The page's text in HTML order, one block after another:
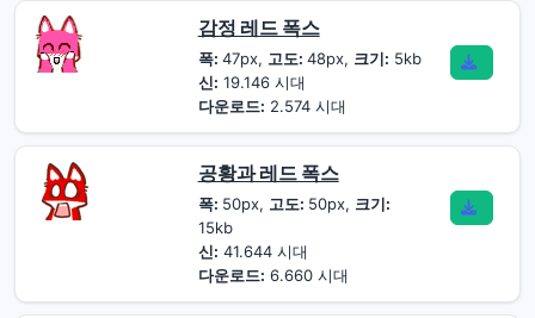
감정 레드 폭스
폭: 47px, 고도: 48px, 크기: 5kb
신: 19.146 시대
다운로드: 2.574 시대
공황과 레드 폭스
폭: 50px, 고도: 50px, 크기:
15kb
신: 41.644 시대
다운로드: 6.660 시대